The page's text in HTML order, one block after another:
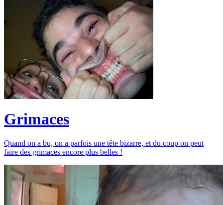
Grimaces
Quand on a bu, on a parfois une tête bizarre, et du coup on peut
faire des grimaces encore plus belles !